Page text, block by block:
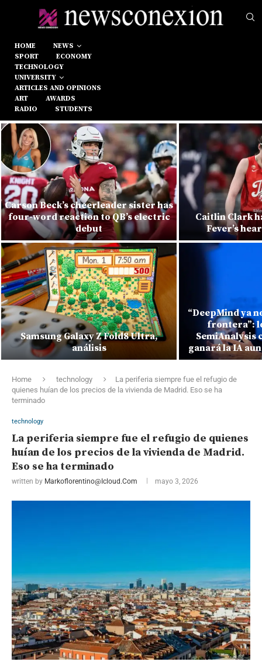
HOME
NEWS
SPORT
ECONOMY
TECHNOLOGY
UNIVERSITY
ARTICLES AND OPINIONS
ART
AWARDS
RADIO
STUDENTS
Carson Beck’s cheerleader sister has
four-word reaction to QB’s electric
debut
Samsung Galaxy Z Fold8 Ultra,
análisis
Caitlin Clark
Fever’s
“DeepMind ya
frontera”:
SemiAnalysis
ganará la IA
Home technology
La periferia siempre fue el refugio de
quienes huían de los precios de la vivienda de Madrid. Eso se ha
terminado
technology
La periferia siempre fue el refugio de quienes
huían de los precios de la vivienda de Madrid.
Eso se ha terminado
written by Markoflorentino@icloud.com mayo 3, 2026